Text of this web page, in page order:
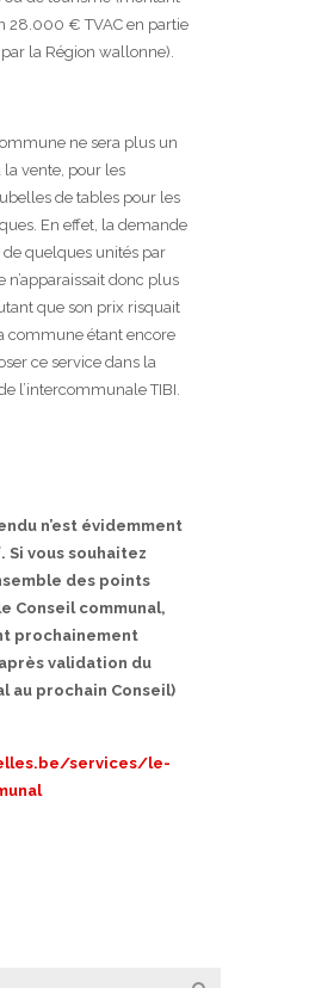
28.000 € TVAC en partie
la Région wallonne).
ne sera plus un
vente, pour les
de tables pour les
En effet, la demande
de quelques unités par
n’apparaissait donc plus
que son prix risquait
commune étant encore
ce service dans la
l’intercommunale TIBI.
n’est évidemment
Si vous souhaitez
des points
Conseil communal,
prochainement
validation du
au prochain Conseil)
services/le-